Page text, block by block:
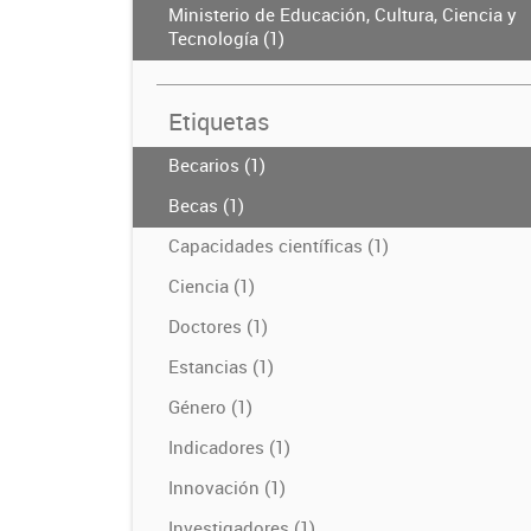
Ministerio de Educación, Cultura, Ciencia y
Tecnología (1)
Etiquetas
Becarios (1)
Becas (1)
Capacidades científicas (1)
Ciencia (1)
Doctores (1)
Estancias (1)
Género (1)
Indicadores (1)
Innovación (1)